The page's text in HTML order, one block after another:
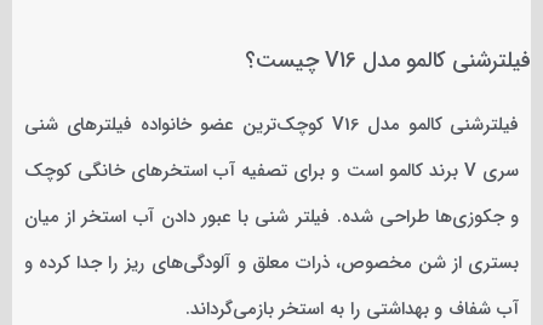
فیلترشنی کالمو مدل V16 چیست؟
فیلترشنی کالمو مدل V16 کوچک‌ترین عضو خانواده فیلترهای شنی
سری V برند کالمو است و برای تصفیه آب استخرهای خانگی کوچک
و جکوزی‌ها طراحی شده. فیلتر شنی با عبور دادن آب استخر از میان
بستری از شن مخصوص، ذرات معلق و آلودگی‌های ریز را جدا کرده و
آب شفاف و بهداشتی را به استخر بازمی‌گرداند.